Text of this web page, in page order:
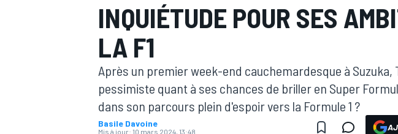
MOTOGP
INQUIÉTUDE POUR SES
LA F1
Après un premier week-end cauchemardesque à Suzuka,
pessimiste quant à ses chances de briller en Super
dans son parcours plein d'espoir vers la Formule 1 ?
Basile Davoine
Mis à jour: 10 mars 2024, 13:48